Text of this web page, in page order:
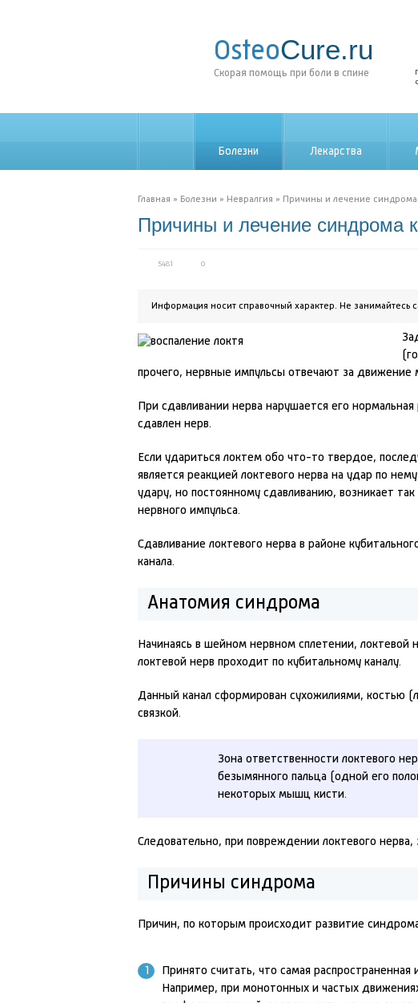
OsteoCure.ru
Скорая помощь при боли в спине
Болезни Лекарства
Главная » Болезни » Невралгия » Причины и лечение синдрома
Причины и лечение синдрома
5481 0
Информация носит справочный характер. Не занимайтесь
прочего, нервные импульсы отвечают за движение
При сдавливании нерва нарушается его
сдавлен нерв.
Если удариться локтем обо что-то твердое,
является реакцией локтевого нерва на удар по
удару, но постоянному сдавливанию, возникает
нервного импульса.
Сдавливание локтевого нерва в районе
канала.
Анатомия синдрома
Начинаясь в шейном нервном сплетении, локтевой
локтевой нерв проходит по кубитальному каналу.
Данный канал сформирован сухожилиями, костью
связкой.
Зона ответственности локтевого
безымянного пальца (одной его
некоторых мышц кисти.
Следовательно, при повреждении локтевого
Причины синдрома
Причин, по которым происходит развитие
Принято считать, что самая распространенная
Например, при монотонных и частых